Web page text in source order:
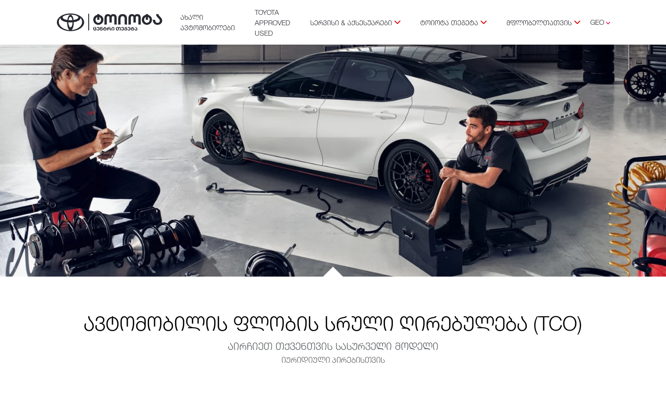
ᲐᲮᲐᲚᲘ
ᲐᲕᲢᲝᲛᲝᲑᲘᲚᲔᲑᲘ
TOYOTA
APPROVED
USED
ᲡᲔᲠᲕᲘᲡᲘ & ᲐᲥᲡᲔᲡᲣᲐᲠᲔᲑᲘ ᲢᲝᲘᲝᲢᲐ ᲗᲔᲒᲔᲢᲐ ᲛᲤᲚᲝᲑᲔᲚᲗᲐᲗᲕᲘᲡ
GEO
ავტომობილის ფლობის სრული ღირებულება (TCO)
აირჩიეთ თქვენთვის სასურველი მოდელი
იურიდიული პირებისთვის